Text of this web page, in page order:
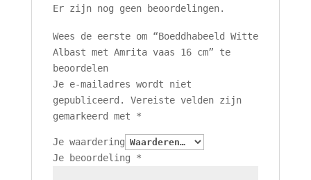
Er zijn nog geen beoordelingen.
Wees de eerste om “Boeddhabeeld Witte
Albast met Amrita vaas 16 cm” te
beoordelen
Je e-mailadres wordt niet
gepubliceerd.
Vereiste velden zijn
gemarkeerd met *
Je waardering
Je beoordeling *